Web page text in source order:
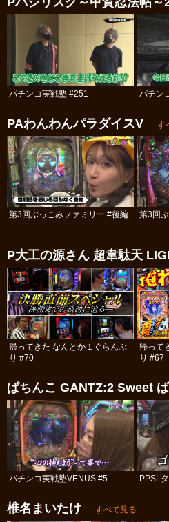
パチンコ実戦塾 #251 パチン
PAわんわんパラダイスV す
第3回ぶっこみファミリー #後編 第3回
P大工の源さん 超韋駄天
帰ってきた なんとか１ぐらんぷ
り #70
帰って
り #67
ぱちんこ GANTZ:2 Sweet
パチンコ実戦塾VENUS #5 PPSL
椎名まいたけ すべて見る